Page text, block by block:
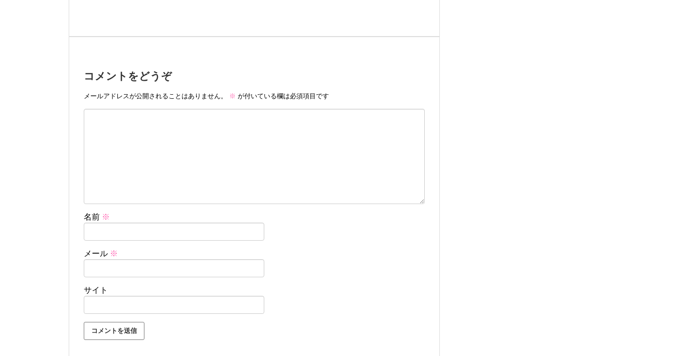
コメントをどうぞ
メールアドレスが公開されることはありません。 ※ が付いている欄は必須項目です
名前 ※
メール ※
サイト